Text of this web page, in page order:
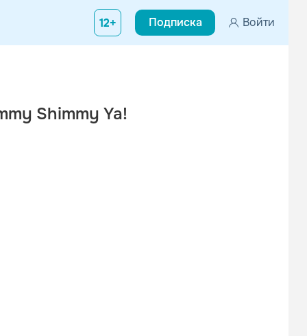
12+ Подписка Войти
Shimmy Ya!